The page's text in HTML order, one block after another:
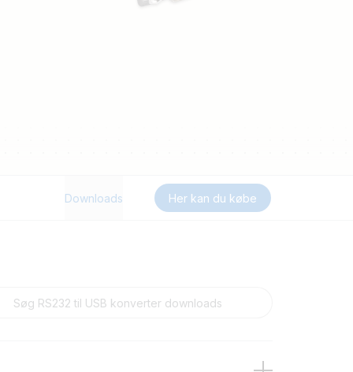
Downloads Her kan du købe